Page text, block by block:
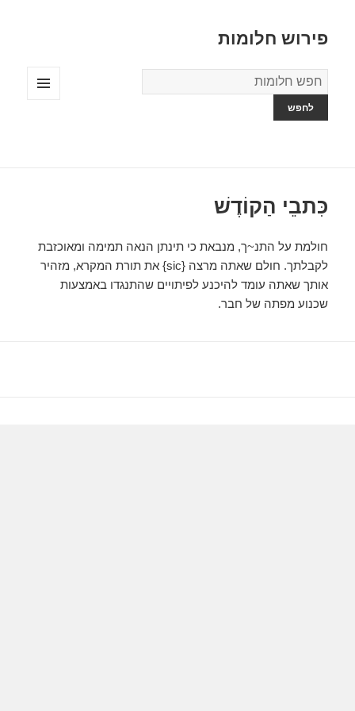
פירוש חלומות
מילון
החלומות
כִּתבֵי הַקוֹדֶשׁ
חולמת על התנ~ך, מנבאת כי תינתן הנאה תמימה ומאוכזבת
לקבלתך. חולם שאתה מרצה {sic} את תורת המקרא, מזהיר
אותך שאתה עומד להיכנע לפיתויים שהתנגדו באמצעות
שכנוע מפתה של חבר.